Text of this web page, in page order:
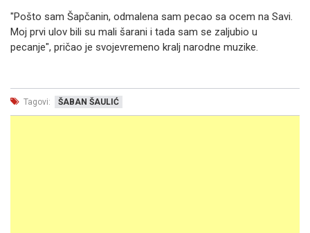
"Pošto sam Šapčanin, odmalena sam pecao sa ocem na Savi.
Moj prvi ulov bili su mali šarani i tada sam se zaljubio u
pecanje", pričao je svojevremeno kralj narodne muzike.
Tagovi: ŠABAN ŠAULIĆ